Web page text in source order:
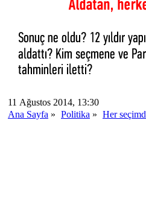
11 Ağustos 2014, 13:30
Ana Sayfa » Politika » Her